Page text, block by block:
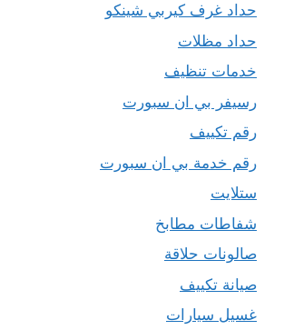
حداد غرف كيربي شينكو
حداد مظلات
خدمات تنظيف
رسيفر بي ان سبورت
رقم تكييف
رقم خدمة بي ان سبورت
ستلايت
شفاطات مطابخ
صالونات حلاقة
صيانة تكييف
غسيل سيارات